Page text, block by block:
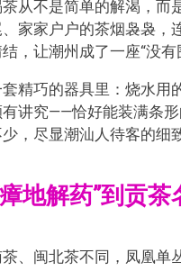
从不是简单的解渴，而
家家户户的茶烟袅袅
，让潮州成了一座“没有
精巧的器具里：烧水
讲究——恰好能装满条
，尽显潮汕人待客的细
地解药”到贡茶
、闽北茶不同，凤凰单